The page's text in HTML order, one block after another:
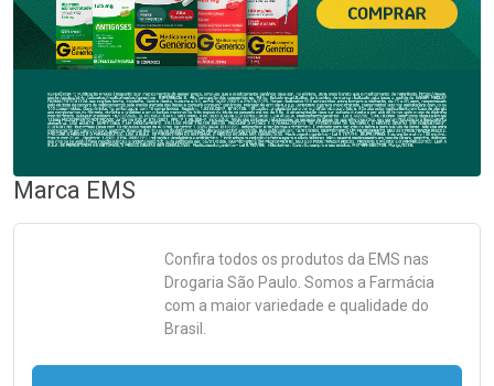
Marca EMS
Confira todos os produtos da EMS nas
Drogaria São Paulo. Somos a Farmácia
com a maior variedade e qualidade do
Brasil.